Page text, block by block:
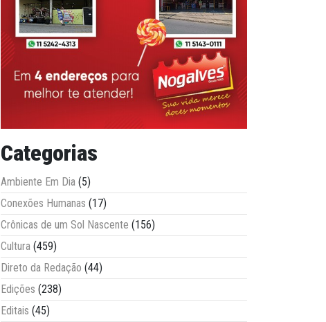
Categorias
Ambiente Em Dia (5)
Conexões Humanas (17)
Crônicas de um Sol Nascente (156)
Cultura (459)
Direto da Redação (44)
Edições (238)
Editais (45)